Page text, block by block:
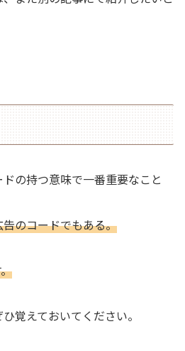
の持つ意味で一番重要なこと
のコードでもある。
覚えておいてください。